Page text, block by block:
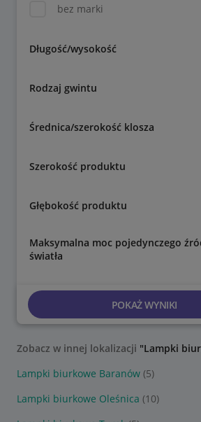
bez marki
Długość/wysokość
Rodzaj gwintu
Średnica/szerokość klosza
Szerokość produktu
Głębokość produktu
Maksymalna moc pojedynczego
światła
POKAŻ WYNIKI
Zobacz w innej lokalizacji "Lampki
Lampki biurkowe Baranów (5)
Lampki biurkowe Oleśnica (10)